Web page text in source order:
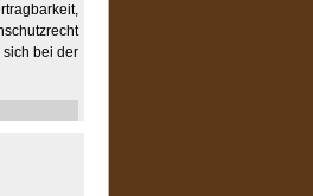
bei der